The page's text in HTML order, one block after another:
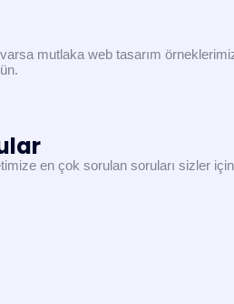
mutlaka web tasarım
en çok sorulan soruları sizler